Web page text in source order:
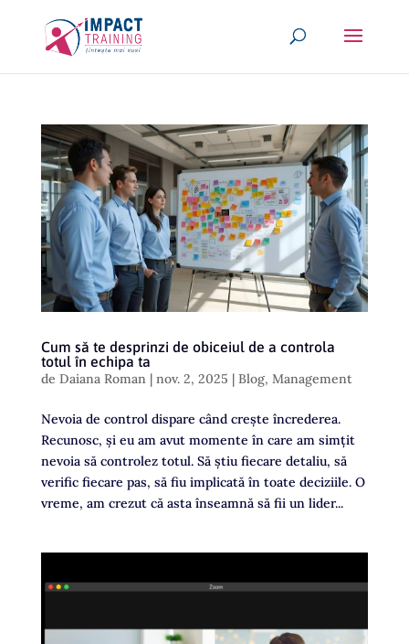
Cum să te desprinzi de obiceiul de a controla
totul în echipa ta
de Daiana Roman | nov. 2, 2025 | Blog, Management
Nevoia de control dispare când crește încrederea.
Recunosc, și eu am avut momente în care am simțit
nevoia să controlez totul. Să știu fiecare detaliu, să
verific fiecare pas, să fiu implicată în toate deciziile. O
vreme, am crezut că asta înseamnă să fii un lider...